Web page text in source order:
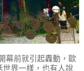
幕前就引起轟動，歐
界一樣，也有人說